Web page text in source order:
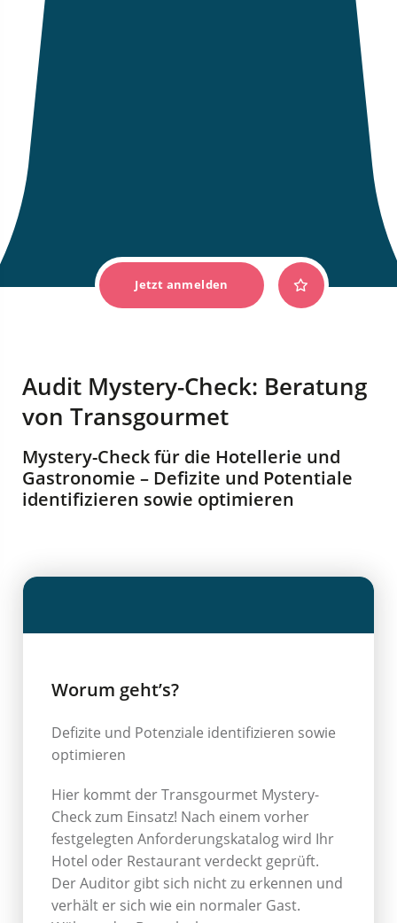
Jetzt anmelden
Audit Mystery-Check: Beratung
von Transgourmet
Mystery-Check für die Hotellerie und
Gastronomie – Defizite und Potentiale
identifizieren sowie optimieren
Worum geht’s?
Defizite und Potenziale identifizieren sowie
optimieren
Hier kommt der Transgourmet Mystery-
Check zum Einsatz! Nach einem vorher
festgelegten Anforderungskatalog wird Ihr
Hotel oder Restaurant verdeckt geprüft.
Der Auditor gibt sich nicht zu erkennen und
verhält er sich wie ein normaler Gast.